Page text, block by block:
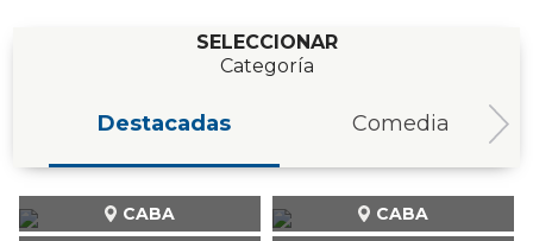
SELECCIONAR
Categoría
Destacadas Comedia
CABA
CABA